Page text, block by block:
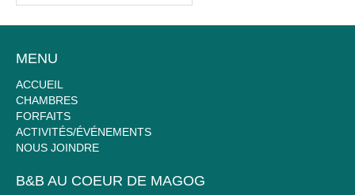
MENU
ACCUEIL
CHAMBRES
FORFAITS
ACTIVITÉS/ÉVÉNEMENTS
NOUS JOINDRE
B&B AU COEUR DE MAGOG